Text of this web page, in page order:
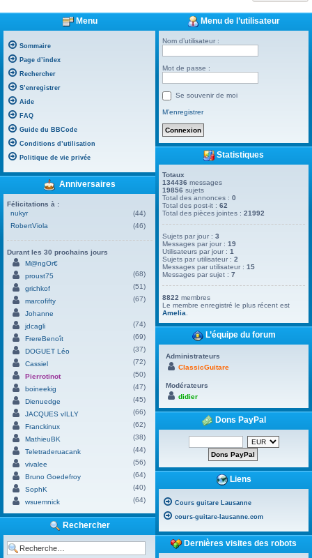
Menu
Sommaire
Page d’index
Rechercher
S’enregistrer
Aide
FAQ
Guide du BBCode
Conditions d’utilisation
Politique de vie privée
Anniversaires
Félicitations à :
nukyr
(44)
RobertViola
(46)
Durant les 30 prochains jours
M@ngOr€
proust75
(68)
grichkof
(51)
marcofifty
(67)
Johanne
jdcagli
(74)
FrereBenoît
(69)
DOGUET Léo
(37)
Cassiel
(72)
Pierrotinot
(50)
boineekig
(47)
Dienuedge
(45)
JACQUES vILLY
(66)
Franckinux
(62)
MathieuBK
(38)
Teletraderuacank
(44)
vivalee
(56)
Bruno Goedefroy
(64)
SophK
(40)
wsuemnick
(64)
Rechercher
Menu de l’utilisateur
Nom d’utilisateur :
Mot de passe :
Se souvenir de moi
M’enregistrer
Statistiques
Totaux
134436 messages
19856 sujets
Total des annonces :0
Total des post-it :62
Total des pièces jointes :21992
Sujets par jour :3
Messages par jour :19
Utilisateurs par jour :1
Sujets par utilisateur :2
Messages par utilisateur :15
Messages par sujet :7
8822 membres
Le membre enregistré le plus récent est
Amelia
L’équipe du forum
Administrateurs
ClassicGuitare
Modérateurs
didier
Dons PayPal
Liens
Cours guitare Lausanne
cours-guitare-lausanne.com
Dernières visites des robots